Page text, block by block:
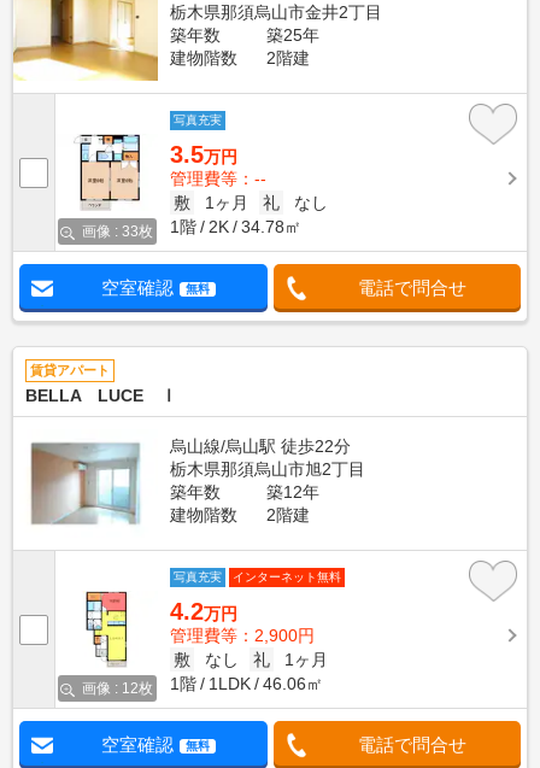
栃木県那須烏山市金井2丁目
築年数
築25年
建物階数
2階建
画像 : 33枚
写真充実
3.5万円
管理費等：--
敷
1ヶ月 礼
なし
1階
2K 34.78㎡
空室確認 無料 電話で問合せ
賃貸アパート
BELLA LUCE Ⅰ
烏山線/烏山駅 徒歩22分
栃木県那須烏山市旭2丁目
築年数
築12年
建物階数
2階建
画像 : 12枚
写真充実 インターネット無料
4.2万円
管理費等：2,900円
敷
なし 礼
1ヶ月
1階
1LDK 46.06㎡
空室確認 無料 電話で問合せ